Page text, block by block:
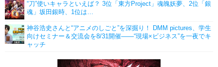
“刀”使いキャラといえば？ 3位「東方Project」魂魄妖夢、2位「銀
魂」坂田銀時、1位は…
神谷浩史さんと“アニメのしごと”を深掘り！ DMM pictures、学生
向けセミナー＆交流会を8/31開催――“現場×ビジネス”を一夜でキ
ャッチ